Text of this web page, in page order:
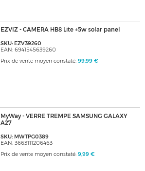
EZVIZ - CAMERA HB8 Lite +5w solar panel
SKU: EZV39260
EAN: 6941545639260
Prix de vente moyen constaté: 99,99 €
MyWay - VERRE TREMPE SAMSUNG GALAXY
A27
SKU: MWTPG0389
EAN: 3663111206463
Prix de vente moyen constaté: 9,99 €